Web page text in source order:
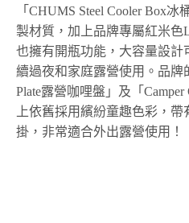
「 CHUMS Steel Cooler Box冰
製材質，加上品牌專屬紅米色
也擁有開瓶功能， 大容量設計
續過夜和家庭露營使用。品牌
Plate露營咖哩盤」及「 Camper
上依舊採用繽紛童趣色彩， 帶
掛，非常適合外出露營使用！